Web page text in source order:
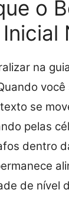
o
Inicial
na
se
pelas
dentro
de nível